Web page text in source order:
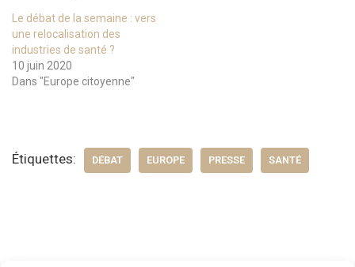
Le débat de la semaine : vers
une relocalisation des
industries de santé ?
10 juin 2020
Dans "Europe citoyenne"
Étiquettes: DÉBAT EUROPE PRESSE SANTÉ